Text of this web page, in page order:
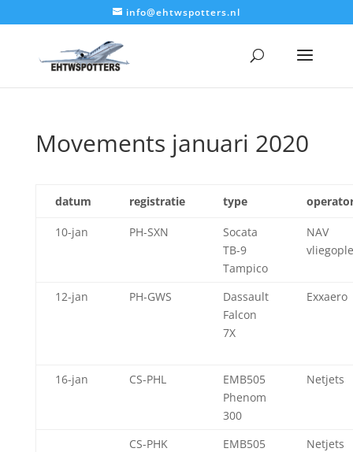
info@ehtwspotters.nl
Movements januari 2020
datum registratie type
10-jan PH-SXN
Socata
TB-9
Tampico
NAV
12-jan PH-GWS
Dassault
Falcon
7X
Exxaero
16-jan CS-PHL
EMB505
Phenom
300
Netjets
CS-PHK
EMB505
Netjets